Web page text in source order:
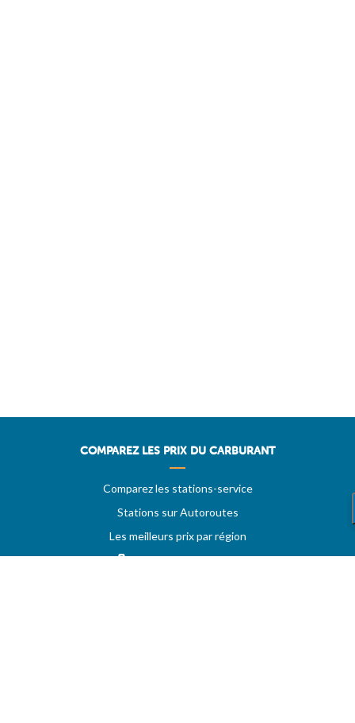
COMPAREZ LES PRIX DU CARBURANT
Comparez les stations-service
Stations sur Autoroutes
Les meilleurs prix par région
Vos stations favorites